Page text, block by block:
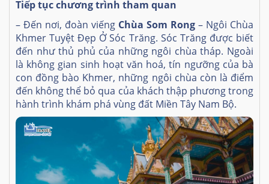
Tiếp tục chương trình tham quan
– Đến nơi, đoàn viếng Chùa Som Rong – Ngôi Chùa
Khmer Tuyệt Đẹp Ở Sóc Trăng. Sóc Trăng được biết
đến như thủ phủ của những ngôi chùa tháp. Ngoài
là không gian sinh hoạt văn hoá, tín ngưỡng của bà
con đồng bào Khmer, những ngôi chùa còn là điểm
đến không thể bỏ qua của khách thập phương trong
hành trình khám phá vùng đất Miền Tây Nam Bộ.